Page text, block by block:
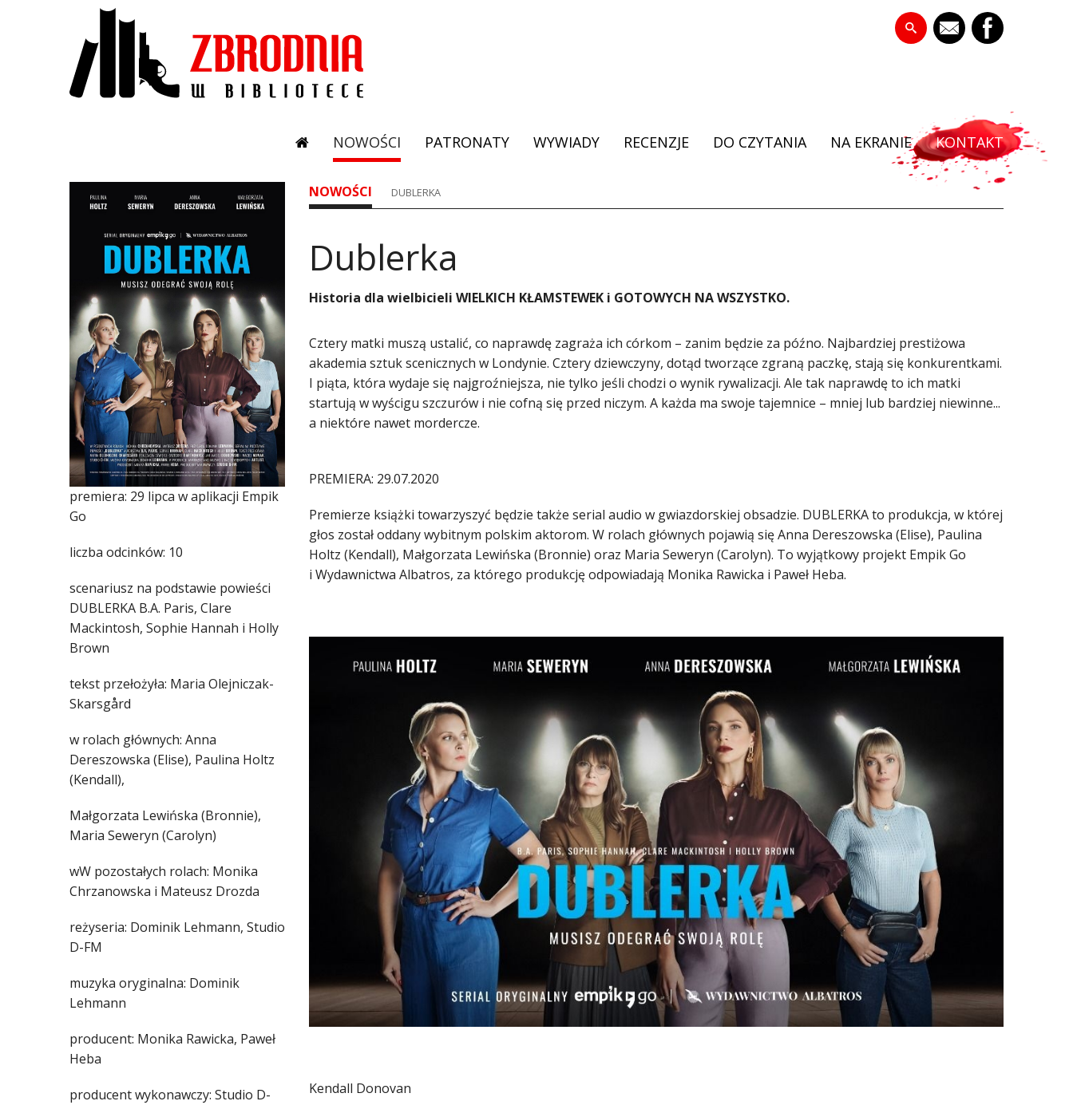
NOWOŚCI PATRONATY WYWIADY RECENZJE DO CZYTANIA NA EKRANIE KONTAKT
premiera: 29 lipca w aplikacji Empik
Go
liczba odcinków: 10
scenariusz na podstawie powieści
DUBLERKA B.A. Paris, Clare
Mackintosh, Sophie Hannah i Holly
Brown
tekst przełożyła: Maria Olejniczak-
Skarsgård
w rolach głównych: Anna
Dereszowska (Elise), Paulina Holtz
(Kendall),
Małgorzata Lewińska (Bronnie),
Maria Seweryn (Carolyn)
wW pozostałych rolach: Monika
Chrzanowska i Mateusz Drozda
reżyseria: Dominik Lehmann, Studio
D-FM
muzyka oryginalna: Dominik
Lehmann
producent: Monika Rawicka, Paweł
Heba
producent wykonawczy: Studio D-
NOWOŚCI DUBLERKA
Dublerka
Historia dla wielbicieli WIELKICH KŁAMSTEWEK i GOTOWYCH NA WSZYSTKO.
Cztery matki muszą ustalić, co naprawdę zagraża ich córkom – zanim będzie za późno. Najbardziej prestiżowa
akademia sztuk scenicznych w Londynie. Cztery dziewczyny, dotąd tworzące zgraną paczkę, stają się konkurentkami.
I piąta, która wydaje się najgroźniejsza, nie tylko jeśli chodzi o wynik rywalizacji. Ale tak naprawdę to ich matki
startują w wyścigu szczurów i nie cofną się przed niczym. A każda ma swoje tajemnice – mniej lub bardziej niewinne...
a niektóre nawet mordercze.
PREMIERA: 29.07.2020
Premierze książki towarzyszyć będzie także serial audio w gwiazdorskiej obsadzie. DUBLERKA to produkcja, w której
głos został oddany wybitnym polskim aktorom. W rolach głównych pojawią się Anna Dereszowska (Elise), Paulina
Holtz (Kendall), Małgorzata Lewińska (Bronnie) oraz Maria Seweryn (Carolyn). To wyjątkowy projekt Empik Go
i Wydawnictwa Albatros, za którego produkcję odpowiadają Monika Rawicka i Paweł Heba.
Kendall Donovan